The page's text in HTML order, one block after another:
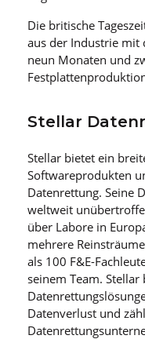
Die britische
aus der Industrie mit
neun Monaten und
Stellar
Stellar bietet ein
Softwareprodukten
Datenrettung. Seine
weltweit
über Labore in
mehrere
als 100 F&E-
seinem Team.
Datenverlust und